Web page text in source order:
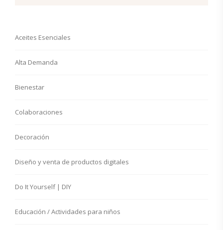
Aceites Esenciales
Alta Demanda
Bienestar
Colaboraciones
Decoración
Diseño y venta de productos digitales
Do It Yourself | DIY
Educación / Actividades para niños